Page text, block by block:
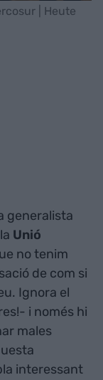
| Heute
generalista
Unió
no tenim
de com si
Ignora el
i només hi
males
interessant